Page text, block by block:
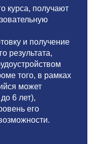
курса, получают
и получение
результата,
того, в рамках
может
6 лет),
его